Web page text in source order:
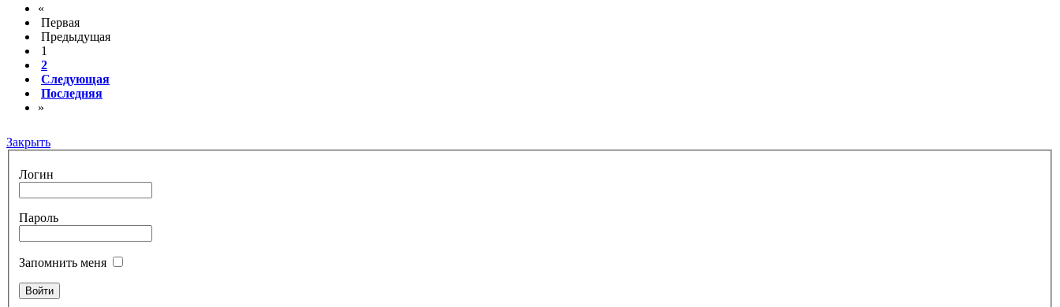
«
Первая
Предыдущая
1
2
Следующая
Последняя
»
Закрыть
Логин
Пароль
Запомнить меня